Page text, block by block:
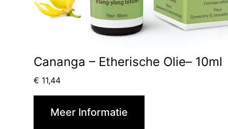
Cananga – Etherische Olie– 10ml
€ 11,44
Meer Informatie